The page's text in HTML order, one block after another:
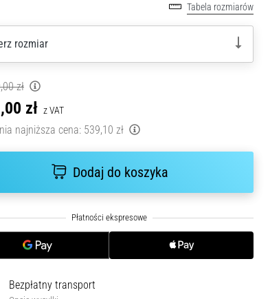
Tabela rozmiarów
rozmiar
zł
zł z VAT
najniższa cena: 539,10 zł
Dodaj do koszyka
Bezpłatny transport